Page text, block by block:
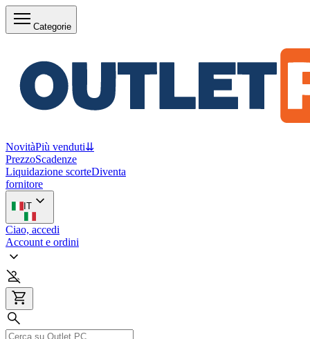
Categorie
NovitàPiù venduti⇊
PrezzoScadenze
Liquidazione scorteDiventa
fornitore
IT
Ciao, accedi
Account e ordini